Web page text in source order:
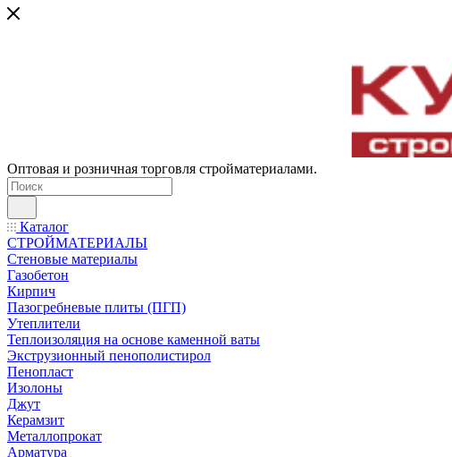
Оптовая и розничная торговля стройматериалами.
Каталог
СТРОЙМАТЕРИАЛЫ
Стеновые материалы
Газобетон
Кирпич
Пазогребневые плиты (ПГП)
Утеплители
Теплоизоляция на основе каменной ваты
Экструзионный пенополистирол
Пенопласт
Изолоны
Джут
Керамзит
Металлопрокат
Арматура